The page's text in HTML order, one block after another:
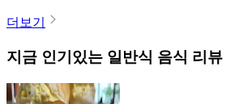
더보기
지금 인기있는 일반식 음식 리뷰